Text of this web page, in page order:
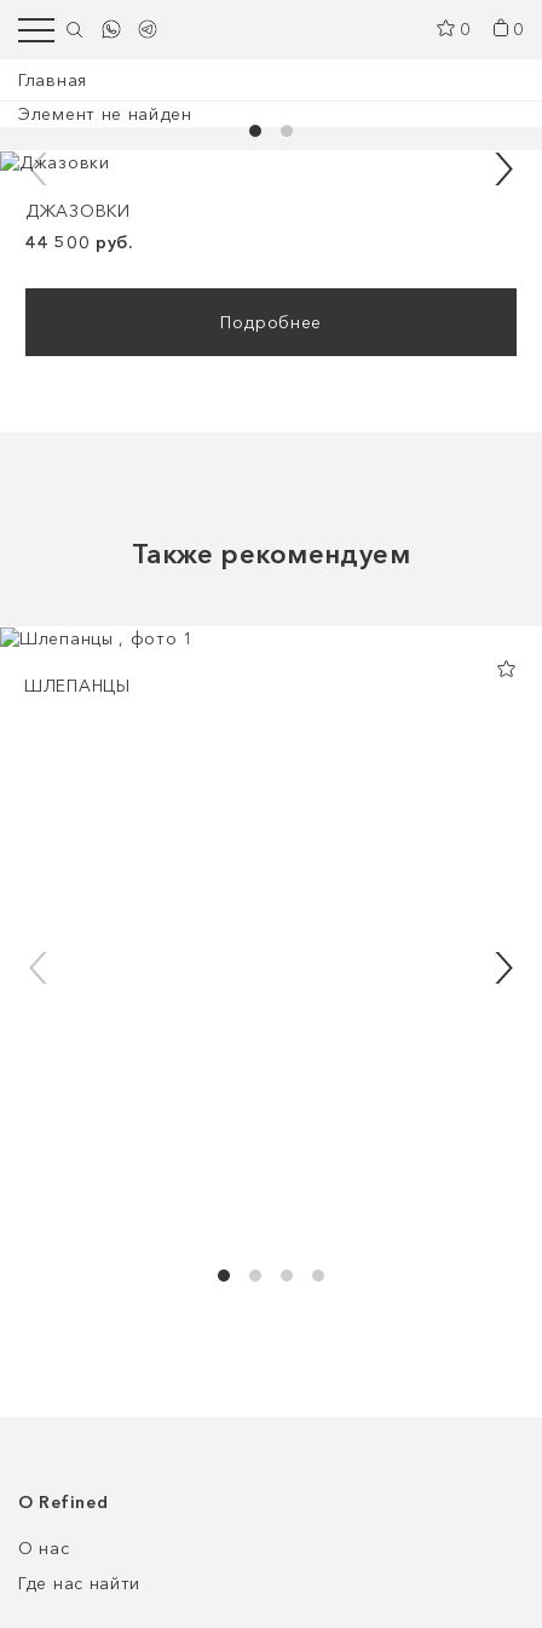
0 0
Главная
Элемент не найден
ДЖАЗОВКИ
44 500 руб.
Подробнее
Также рекомендуем
ШЛЕПАНЦЫ
О Refined
О нас
Где нас найти